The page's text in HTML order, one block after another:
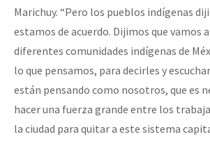
Marichuy. “Pero los pueblos indígenas
estamos de acuerdo. Dijimos que vamos
diferentes comunidades indígenas de
lo que pensamos, para decirles y
están pensando como nosotros, que es
hacer una fuerza grande entre los
la ciudad para quitar a este sistema